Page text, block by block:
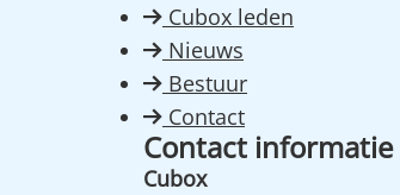
Cubox leden
Nieuws
Bestuur
Contact
Contact informatie
Cubox